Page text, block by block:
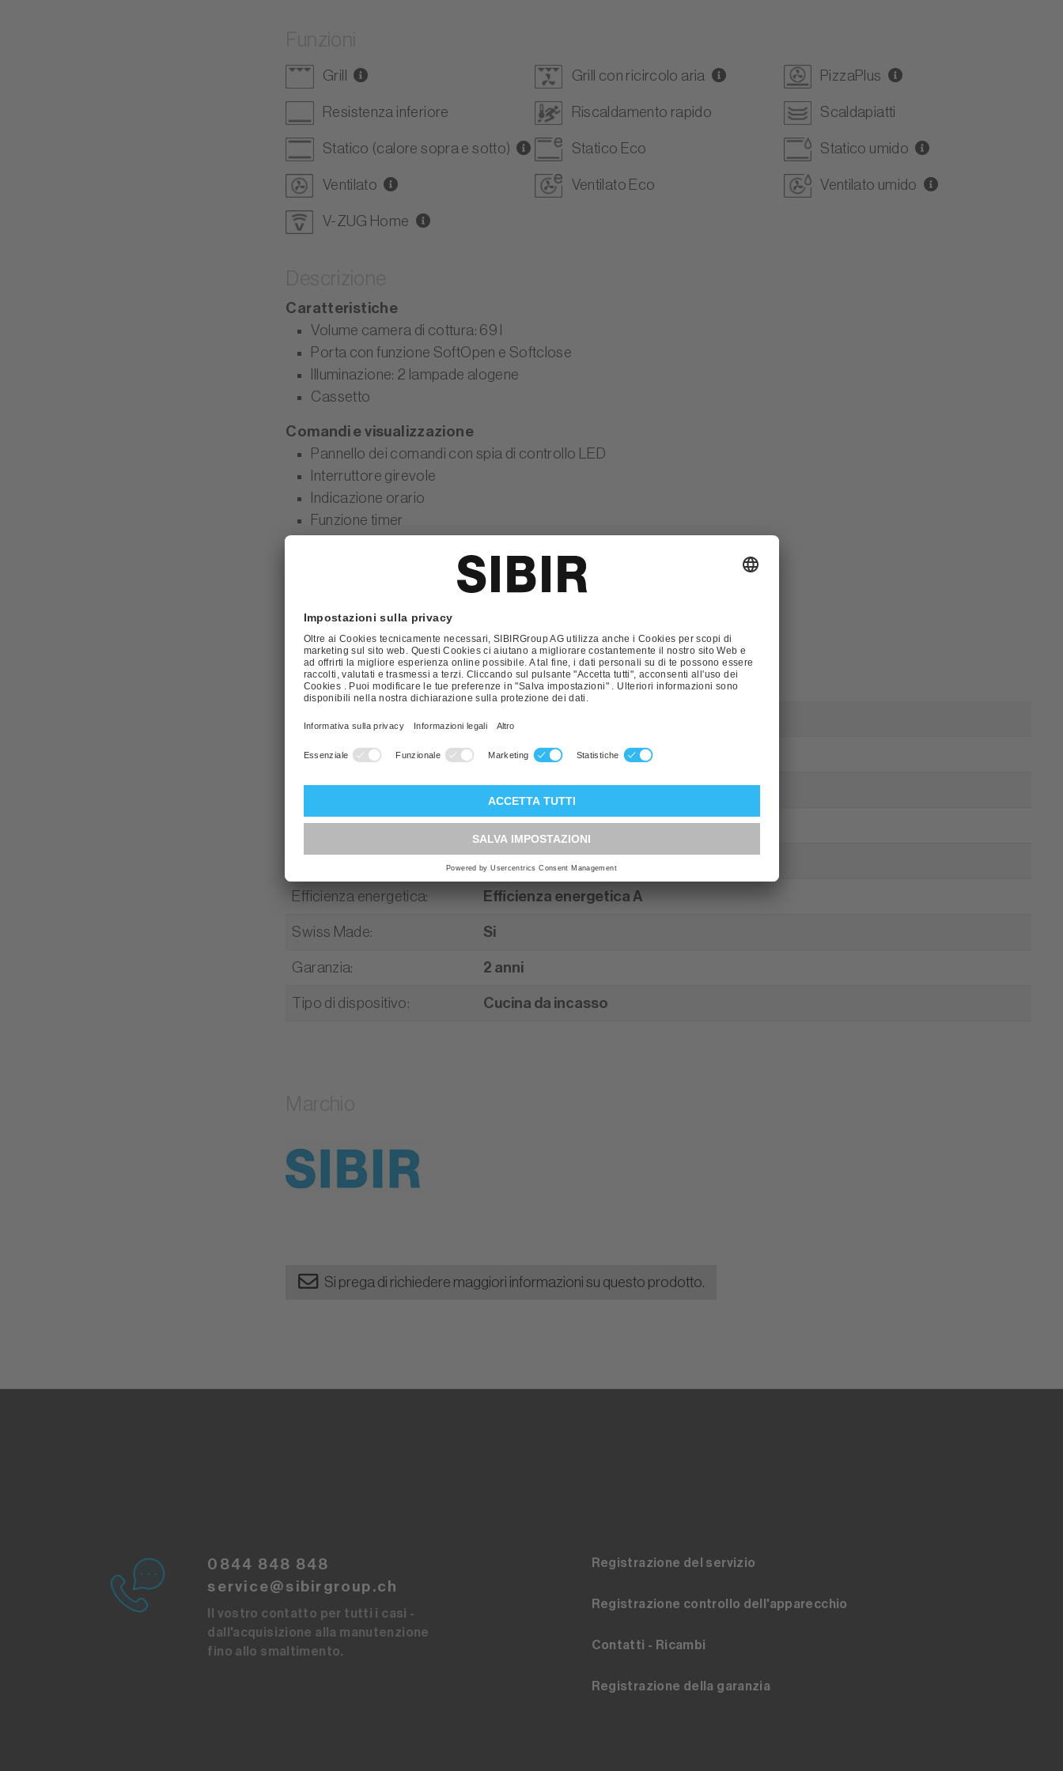
Grill Grill con ricircolo aria PizzaPlus
Resistenza inferiore Riscaldamento rapido Scaldapiatti
Statico (calore sopra e sotto) Statico Eco Statico umido
Ventilato Ventilato Eco Ventilato umido
V-ZUG Home
Caratteristiche
Volume camera di cottura: 69 l
Porta con funzione SoftOpen e Softclose
Illuminazione: 2 lampade alogene
Cassetto
Comandi e visualizzazione
Pannello dei comandi con spia di controllo LED
Interruttore girevole
Indicazione orario
Funzione timer
Altezza nicchia: 76.2 cm, SMS standard 6/6
Caratteristiche
Larghezza standard: 55 cm (SMS-Norma)
Altezza standard: 76 cm
Volume camera di cottura: 69 Liter
Efficienza energetica: Efficienza energetica A
Swiss Made: Si
Garanzia: 2 anni
Tipo di dispositivo: Cucina da incasso
Si prega di richiedere maggiori informazioni su questo prodotto.
0844 848 848
service@sibirgroup.ch
Il vostro contatto per tutti i casi -
dall'acquisizione alla manutenzione
fino allo smaltimento.
Registrazione del servizio
Registrazione controllo dell'apparecchio
Contatti - Ricambi
Registrazione della garanzia